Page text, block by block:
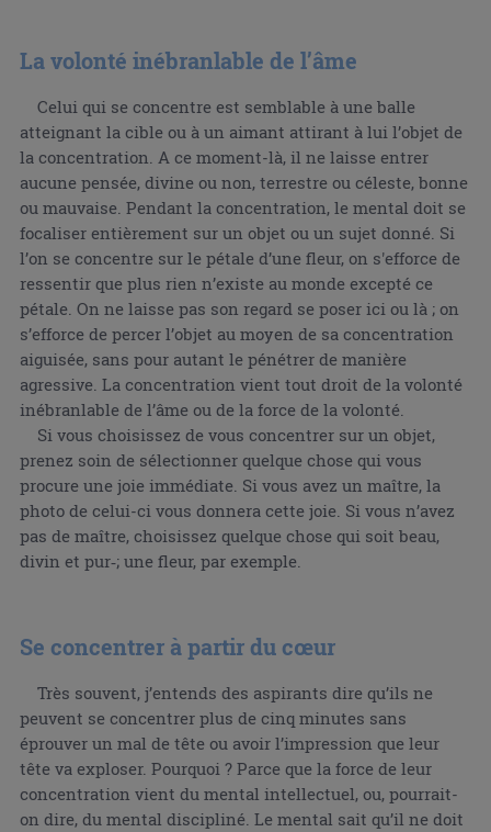
La volonté inébranlable de l’âme
Celui qui se concentre est semblable à une balle
atteignant la cible ou à un aimant attirant à lui l’objet de
la concentration. A ce moment-là, il ne laisse entrer
aucune pensée, divine ou non, terrestre ou céleste, bonne
ou mauvaise. Pendant la concentration, le mental doit se
focaliser entièrement sur un objet ou un sujet donné. Si
l’on se concentre sur le pétale d’une fleur, on s'efforce de
ressentir que plus rien n’existe au monde excepté ce
pétale. On ne laisse pas son regard se poser ici ou là ; on
s’efforce de percer l’objet au moyen de sa concentration
aiguisée, sans pour autant le pénétrer de manière
agressive. La concentration vient tout droit de la volonté
inébranlable de l’âme ou de la force de la volonté.
Si vous choisissez de vous concentrer sur un objet,
prenez soin de sélectionner quelque chose qui vous
procure une joie immédiate. Si vous avez un maître, la
photo de celui-ci vous donnera cette joie. Si vous n’avez
pas de maître, choisissez quelque chose qui soit beau,
divin et pur‑; une fleur, par exemple.
Se concentrer à partir du cœur
Très souvent, j’entends des aspirants dire qu’ils ne
peuvent se concentrer plus de cinq minutes sans
éprouver un mal de tête ou avoir l’impression que leur
tête va exploser. Pourquoi ? Parce que la force de leur
concentration vient du mental intellectuel, ou, pourrait-
on dire, du mental discipliné. Le mental sait qu’il ne doit